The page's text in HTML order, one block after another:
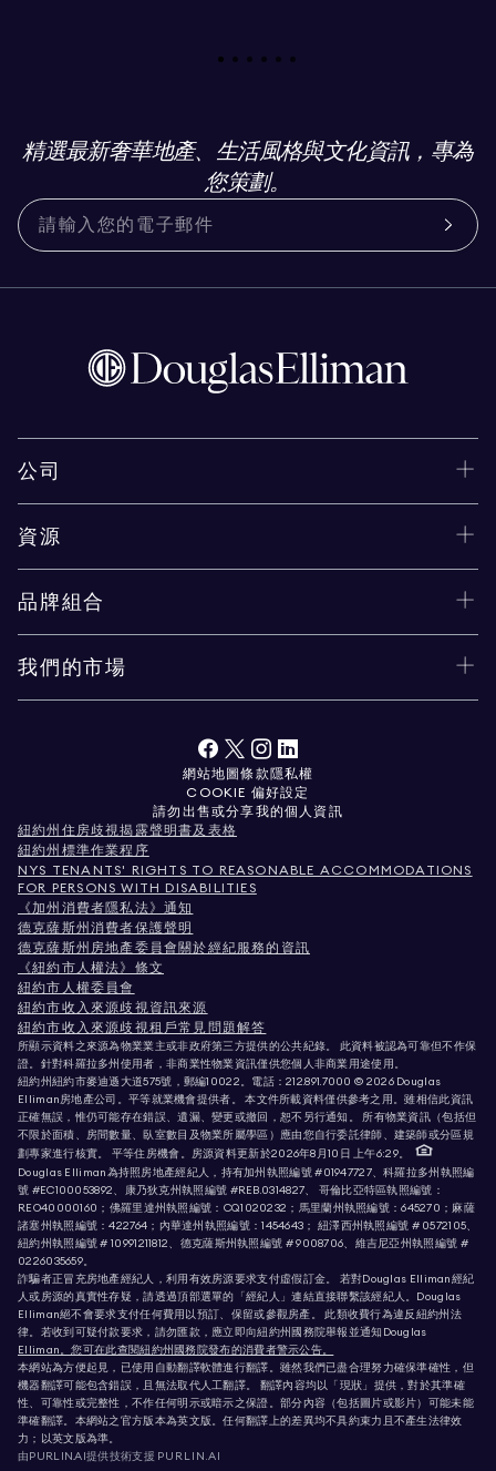
精選最新奢華地產、生活風格與文化資訊，專為
您策劃。
公司
資源
品牌組合
我們的市場
網站地圖條款 隱私權
COOKIE 偏好設定
請勿出售或分享我的個人資訊
紐約州住房歧視揭露聲明書及表格
紐約州標準作業程序
NYS TENANTS' RIGHTS TO REASONABLE ACCOMMODATIONS
FOR PERSONS WITH DISABILITIES
《加州消費者隱私法》通知
德克薩斯州消費者保護聲明
德克薩斯州房地產委員會關於經紀服務的資訊
《紐約市人權法》條文
紐約市人權委員會
紐約市收入來源歧視資訊來源
紐約市收入來源歧視租戶常見問題解答
所顯示資料之來源為物業業主或非政府第三方提供的公共紀錄。 此資料被認為可靠但不作保
證。針對科羅拉多州使用者，非商業性物業資訊僅供您個人非商業用途使用。
紐約州紐約市麥迪遜大道575號，郵編10022。電話：212.891.7000 © 2026 Douglas
Elliman房地產公司。平等就業機會提供者。 本文件所載資料僅供參考之用。雖相信此資訊
正確無誤，惟仍可能存在錯誤、遺漏、變更或撤回，恕不另行通知。 所有物業資訊（包括但
不限於面積、房間數量、臥室數目及物業所屬學區）應由您自行委託律師、建築師或分區規
劃專家進行核實。 平等住房機會。房源資料更新於2026年8月10日 上午6:29。
Douglas Elliman為持照房地產經紀人，持有加州執照編號 #01947727、科羅拉多州執照編
號 #EC100053892、康乃狄克州執照編號 #REB.0314827、 哥倫比亞特區執照編號：
REO40000160；佛羅里達州執照編號：CQ1020232；馬里蘭州執照編號：645270；麻薩
諸塞州執照編號：422764；內華達州執照編號：1454643； 紐澤西州執照編號 # 0572105、
紐約州執照編號 # 10991211812、德克薩斯州執照編號 # 9008706、維吉尼亞州執照編號 #
0226035659。
詐騙者正冒充房地產經紀人，利用有效房源要求支付虛假訂金。 若對Douglas Elliman經紀
人或房源的真實性存疑，請透過頂部選單的「經紀人」連結直接聯繫該經紀人。Douglas
Elliman絕不會要求支付任何費用以預訂、保留或參觀房產。 此類收費行為違反紐約州法
律。若收到可疑付款要求，請勿匯款，應立即向紐約州國務院舉報並通知Douglas
Elliman。您可在此查閱紐約州國務院發布的消費者警示公告。
本網站為方便起見，已使用自動翻譯軟體進行翻譯。雖然我們已盡合理努力確保準確性，但
機器翻譯可能包含錯誤，且無法取代人工翻譯。 翻譯內容均以「現狀」提供，對於其準確
性、可靠性或完整性，不作任何明示或暗示之保證。部分內容（包括圖片或影片）可能未能
準確翻譯。本網站之官方版本為英文版。任何翻譯上的差異均不具約束力且不產生法律效
力；以英文版為準。
由PURLIN.AI提供技術支援 PURLIN.AI